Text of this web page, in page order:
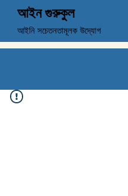
আইন গুরুকুল
আইনি সচেতনতামূলক উদ্যোগ